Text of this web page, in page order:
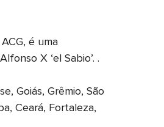
é uma
X ‘el Sabio’. .
Goiás, Grêmio, São
Ceará, Fortaleza,